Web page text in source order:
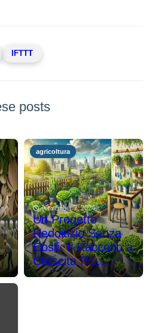
IFTTT
posts
agricoltura
November 2, 2024
Un Progetto
Redditizio Senza
Costi: Il Raccolto a
Crescita Più...